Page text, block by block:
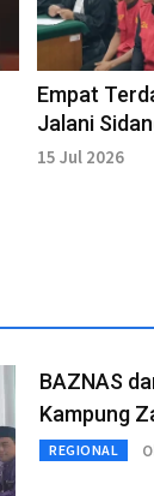
Empat
Jalani
PN Bengkalis
15 Jul 2026
BAZNAS
Kampung
REGIONAL